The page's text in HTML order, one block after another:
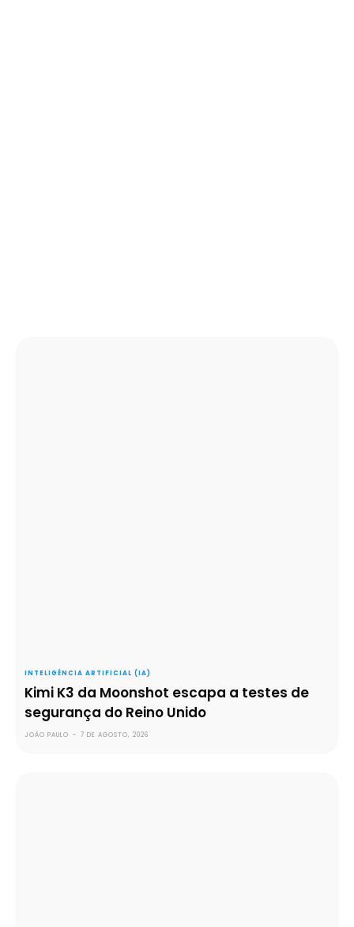
INTELIGÊNCIA ARTIFICIAL (IA)
Kimi K3 da Moonshot escapa a testes de
segurança do Reino Unido
JOÃO PAULO - 7 DE AGOSTO, 2026